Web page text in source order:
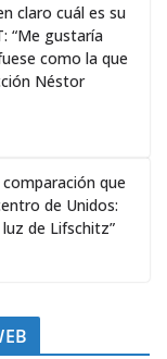
claro cuál es su
“Me gustaría
como la que
Néstor
que
de Unidos:
de Lifschitz”